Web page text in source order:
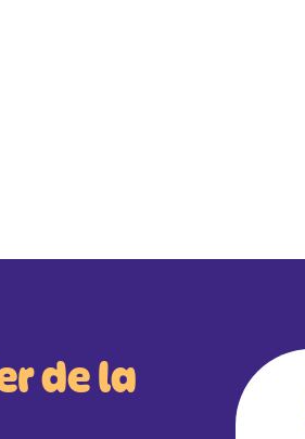
de la